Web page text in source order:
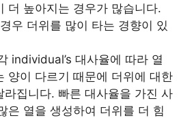
더 높아지는 경우가 많습니다.
우 더위를 많이 타는 경향이 있
individual’s 대사율에 따라 열
양이 다르기 때문에 더위에 대한
라집니다. 빠른 대사율을 가진 사
은 열을 생성하여 더위를 더 힘